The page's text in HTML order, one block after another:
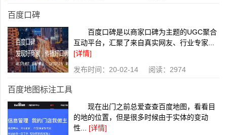
百度口碑
百度口碑是以商家口碑为主题的UGC聚合
互动平台，汇聚了来自真实网友、行业专家...
[详情]
发布时间：20-02-14 阅读：2974
百度地图标注工具
现在出门之前总爱查查百度地图，看看目
的地的位置，但是很多时候由于实体的变动
性... [详情]